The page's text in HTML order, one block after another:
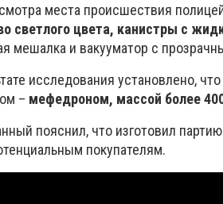
места происшествия
светлого цвета, канистры с
мешалка и вакууматор с
исследования установлено,
– мефедроном, массой более
пояснил, что изготовил
покупателям.